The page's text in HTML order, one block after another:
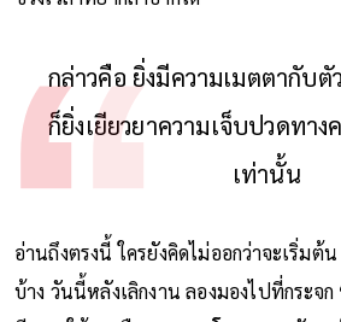
กล่าวคือ ยิ่งมีความเมตตากับตั
ก็ยิ่งเยียวยาความเจ็บปวดทา
เท่านั้น
อ่านถึงตรงนี้ ใครยังคิดไม่ออกว่าจะเริ่มต้น
บ้าง วันนี้หลังเลิกงาน ลองมองไปที่กระจก